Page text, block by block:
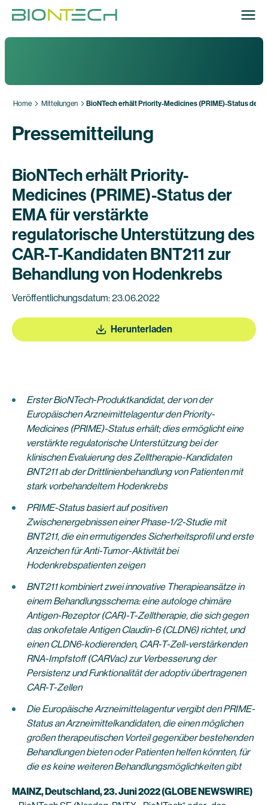
Home Mitteilungen BioNTech erhält Priority-Medicines (PRIME)-Status der
Pressemitteilung
BioNTech erhält Priority-
Medicines (PRIME)-Status der
EMA für verstärkte
regulatorische Unterstützung des
CAR-T-Kandidaten BNT211 zur
Behandlung von Hodenkrebs
Veröffentlichungsdatum: 23.06.2022
Herunterladen
Erster BioNTech-Produktkandidat, der von der
Europäischen Arzneimittelagentur den Priority-
Medicines (PRIME)-Status erhält; dies ermöglicht eine
verstärkte regulatorische Unterstützung bei der
klinischen Evaluierung des Zelltherapie-Kandidaten
BNT211 ab der Drittlinienbehandlung von Patienten mit
stark vorbehandeltem Hodenkrebs
PRIME-Status basiert auf positiven
Zwischenergebnissen einer Phase-1/2-Studie mit
BNT211, die ein ermutigendes Sicherheitsprofil und erste
Anzeichen für Anti-Tumor-Aktivität bei
Hodenkrebspatienten zeigen
BNT211 kombiniert zwei innovative Therapieansätze in
einem Behandlungsschema: eine autologe chimäre
Antigen-Rezeptor (CAR)-T-Zelltherapie, die sich gegen
das onkofetale Antigen Claudin-6 (CLDN6) richtet, und
einen CLDN6-kodierenden, CAR-T-Zell-verstärkenden
RNA-Impfstoff (CARVac) zur Verbesserung der
Persistenz und Funktionalität der adoptiv übertragenen
CAR-T-Zellen
Die Europäische Arzneimittelagentur vergibt den PRIME-
Status an Arzneimittelkandidaten, die einen möglichen
großen therapeutischen Vorteil gegenüber bestehenden
Behandlungen bieten oder Patienten helfen könnten, für
die es keine weiteren Behandlungsmöglichkeiten gibt
MAINZ, Deutschland, 23. Juni 2022 (GLOBE NEWSWIRE)